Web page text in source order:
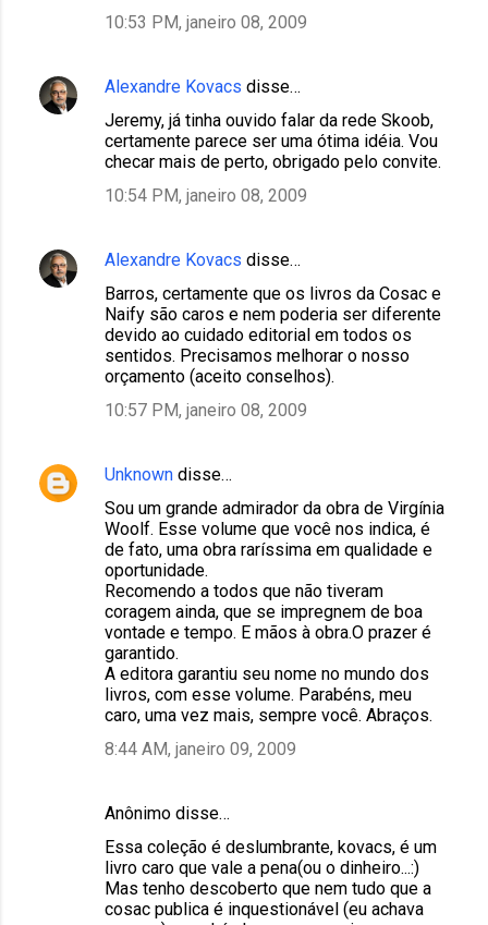
10:53 PM, janeiro 08, 2009
Alexandre Kovacs disse…
Jeremy, já tinha ouvido falar da rede Skoob,
certamente parece ser uma ótima idéia. Vou
checar mais de perto, obrigado pelo convite.
10:54 PM, janeiro 08, 2009
Alexandre Kovacs disse…
Barros, certamente que os livros da Cosac e
Naify são caros e nem poderia ser diferente
devido ao cuidado editorial em todos os
sentidos. Precisamos melhorar o nosso
orçamento (aceito conselhos).
10:57 PM, janeiro 08, 2009
Unknown disse…
Sou um grande admirador da obra de Virgínia
Woolf. Esse volume que você nos indica, é
de fato, uma obra raríssima em qualidade e
oportunidade.
Recomendo a todos que não tiveram
coragem ainda, que se impregnem de boa
vontade e tempo. E mãos à obra.O prazer é
garantido.
A editora garantiu seu nome no mundo dos
livros, com esse volume. Parabéns, meu
caro, uma vez mais, sempre você. Abraços.
8:44 AM, janeiro 09, 2009
Anônimo disse…
Essa coleção é deslumbrante, kovacs, é um
livro caro que vale a pena(ou o dinheiro...:)
Mas tenho descoberto que nem tudo que a
cosac publica é inquestionável (eu achava